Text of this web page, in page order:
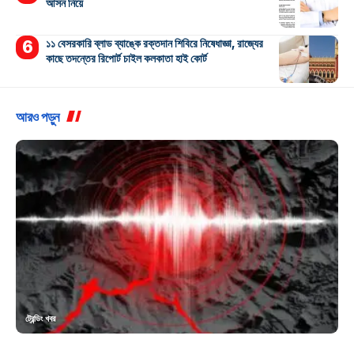
আসন নিয়ে
১১ বেসরকারি ব্লাড ব্যাঙ্কে রক্তদান শিবিরে নিষেধাজ্ঞা, রাজ্যের
কাছে তদন্তের রিপোর্ট চাইল কলকাতা হাই কোর্ট
আরও পড়ুন
ট্রেন্ডিং খবর